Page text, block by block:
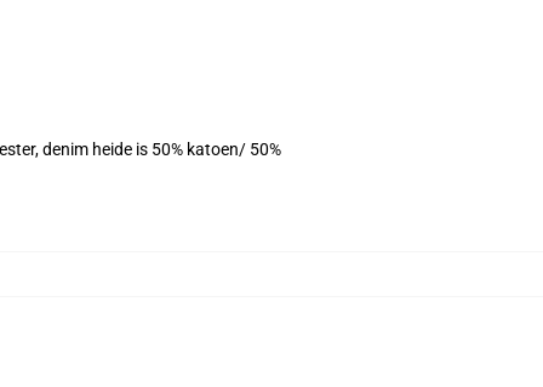
denim heide is 50% katoen/ 50%